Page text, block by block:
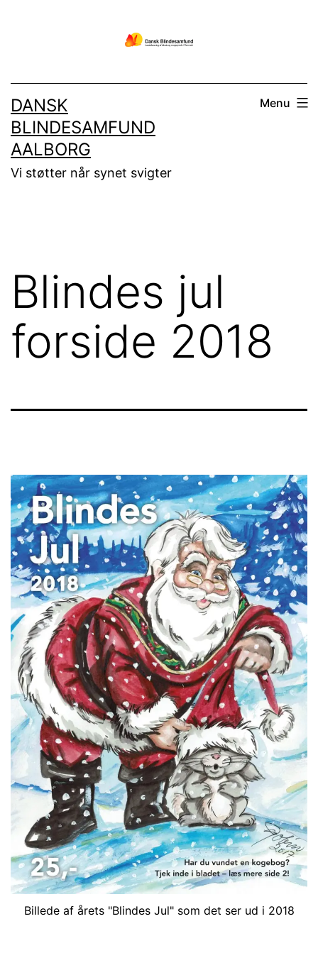
DANSK
BLINDESAMFUND
AALBORG
Vi støtter når synet svigter
Menu
Blindes jul
forside 2018
Billede af årets "Blindes Jul" som det ser ud i 2018